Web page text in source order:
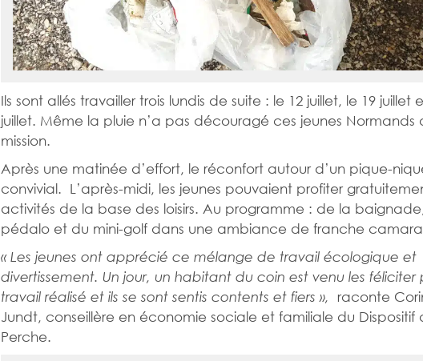
Ils sont allés travailler trois lundis de suite : le 12 juillet, le 19 juillet
juillet. Même la pluie n’a pas découragé ces jeunes Normands
mission.
Après une matinée d’effort, le réconfort autour d’un pique-
convivial. L’après-midi, les jeunes pouvaient profiter
activités de la base des loisirs. Au programme : de la
pédalo et du mini-golf dans une ambiance de franche
« Les jeunes ont apprécié ce mélange de travail écologique et
divertissement. Un jour, un habitant du coin est venu les féliciter
travail réalisé et ils se sont sentis contents et fiers », raconte
Jundt, conseillère en économie sociale et familiale du Dispositif
Perche.